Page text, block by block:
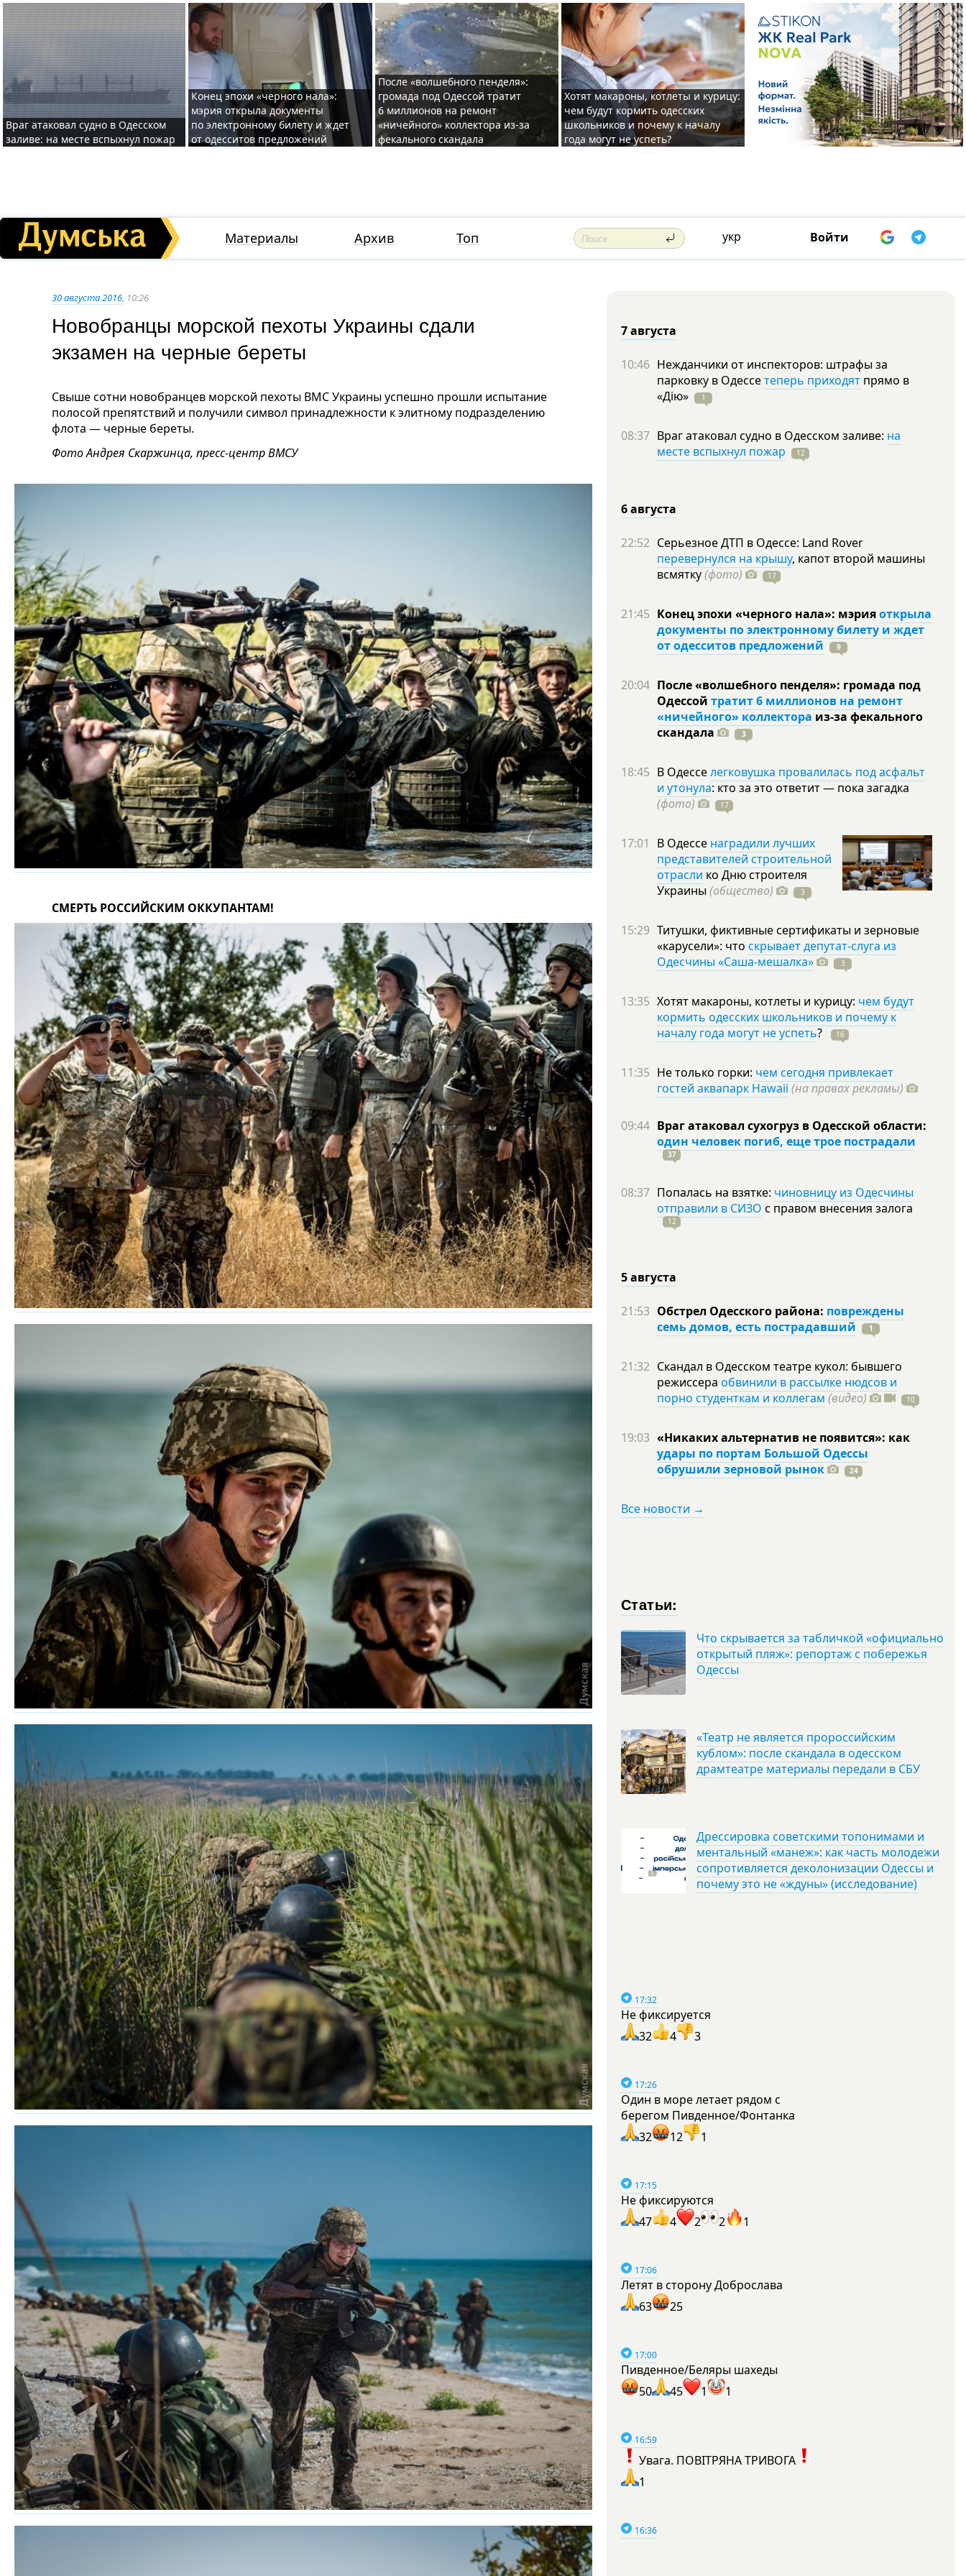
Враг атаковал судно в Одесском
заливе: на месте вспыхнул пожар
Конец эпохи «черного нала»:
мэрия открыла документы
по электронному билету и ждет
от одесситов предложений
После «волшебного пенделя»:
громада под Одессой тратит
6 миллионов на ремонт
«ничейного» коллектора из-за
фекального скандала
Хотят макароны, котлеты и курицу:
чем будут кормить одесских
школьников и почему к началу
года могут не успеть?
Материалы Архив Топ укр Войти
30 августа 2016, 10:26
Новобранцы морской пехоты Украины сдали
экзамен на черные береты
Свыше сотни новобранцев морской пехоты ВМС Украины успешно прошли испытание
полосой препятствий и получили символ принадлежности к элитному подразделению
флота — черные береты.
Фото Андрея Скаржинца, пресс-центр ВМСУ
СМЕРТЬ РОССИЙСКИМ ОККУПАНТАМ!
7 августа
10:46 Нежданчики от инспекторов: штрафы за
парковку в Одессетеперь приходят прямо в
«Дію»
1
08:37 Враг атаковал судно в Одесском заливе: на
месте вспыхнул пожар
12
6 августа
22:52 Серьезное ДТП в Одессе: Land Rover
перевернулся на крышу, капот второй машины
всмятку(фото) 17
21:45 Конец эпохи «черного нала»: мэрияоткрыла
документы по электронному билету и ждет
от одесситов предложений
9
20:04 После «волшебного пенделя»: громада под
Одессой тратит 6 миллионов на ремонт
«ничейного» коллектора из-за фекального
скандала
3
18:45 В Одесселегковушка провалилась под асфальт
и утонула: кто за это ответит — пока загадка
(фото)
17
17:01 В Одессе наградили лучших
представителей строительной
отрасли ко Дню строителя
Украины (общество) 3
15:29 Титушки, фиктивные сертификаты и зерновые
«карусели»: что скрывает депутат-слуга из
Одесчины «Саша-мешалка»
3
13:35 Хотят макароны, котлеты и курицу: чем будут
кормить одесских школьников и почему к
началу года могут не успеть? 16
11:35 Не только горки: чем сегодня привлекает
гостей аквапарк Hawaii (на правах рекламы)
09:44 Враг атаковал сухогруз в Одесской области:
один человек погиб, еще трое пострадали
37
08:37 Попалась на взятке: чиновницу из Одесчины
отправили в СИЗО с правом внесения залога
12
5 августа
21:53 Обстрел Одесского района: повреждены
семь домов, есть пострадавший
1
21:32 Скандал в Одесском театре кукол: бывшего
режиссера обвинили в рассылке нюдсов и
порно студенткам и коллегам (видео) 10
19:03 «Никаких альтернатив не появится»: как
удары по портам Большой Одессы
обрушили зерновой рынок
24
Все новости →
Статьи:
Что скрывается за табличкой «официально
открытый пляж»: репортаж с побережья
Одессы
«Театр не является пророссийским
кублом»: после скандала в одесском
драмтеатре материалы передали в СБУ
Дрессировка советскими топонимами и
ментальный «манеж»: как часть молодежи
сопротивляется деколонизации Одессы и
почему это не «ждуны» (исследование)
17:32
Не фиксируется
32
4 3
17:26
Один в море летает рядом с
берегом Пивденное/Фонтанка
32
12 1
17:15
Не фиксируются
47
4 2 2 1
17:06
Летят в сторону Доброслава
63
25
17:00
Пивденное/Беляры шахеды
50
45 1 1
16:59
Увага. ПОВІТРЯНА ТРИВОГА
1
16:36